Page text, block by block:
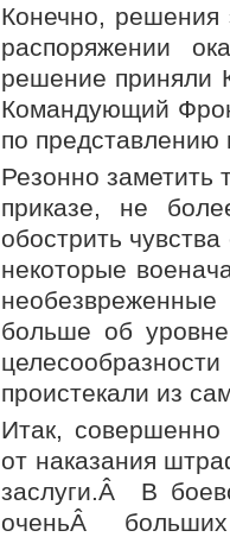
Конечно, решения
распоряжении
решение приняли
Командующий
по
Резонно заметить
приказе, не
обострить
некоторые
больше об
проистекали из
Итак,
от наказания
заслуги.Â В
оченьÂ